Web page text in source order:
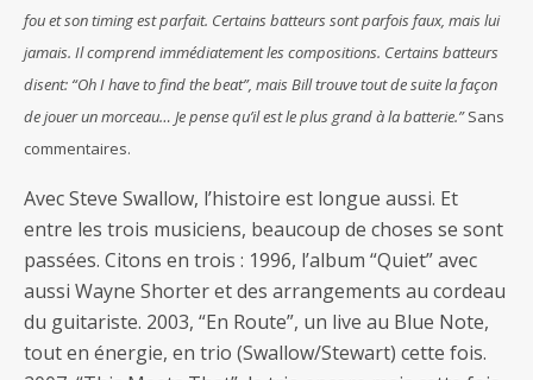
fou et son timing est parfait. Certains batteurs sont parfois faux, mais lui
jamais. Il comprend immédiatement les compositions. Certains batteurs
disent: “Oh I have to find the beat”, mais Bill trouve tout de suite la façon
de jouer un morceau… Je pense qu’il est le plus grand à la batterie.”Sans
commentaires.
Avec Steve Swallow, l’histoire est longue aussi. Et
entre les trois musiciens, beaucoup de choses se sont
passées. Citons en trois : 1996, l’album “Quiet” avec
aussi Wayne Shorter et des arrangements au cordeau
du guitariste. 2003, “En Route”, un live au Blue Note,
tout en énergie, en trio (Swallow/Stewart) cette fois.